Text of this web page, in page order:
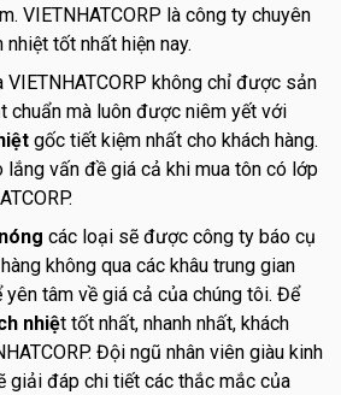
VIETNHATCORP là công ty chuyên
tốt nhất hiện nay.
VIETNHATCORP không chỉ được sản
chuẩn mà luôn được niêm yết với
gốc tiết kiệm nhất cho khách hàng.
lắng vấn đề giá cả khi mua tôn có lớp
các loại sẽ được công ty báo cụ
không qua các khâu trung gian
yên tâm về giá cả của chúng tôi. Để
nhiệt tốt nhất, nhanh nhất, khách
Đội ngũ nhân viên giàu kinh
giải đáp chi tiết các thắc mắc của